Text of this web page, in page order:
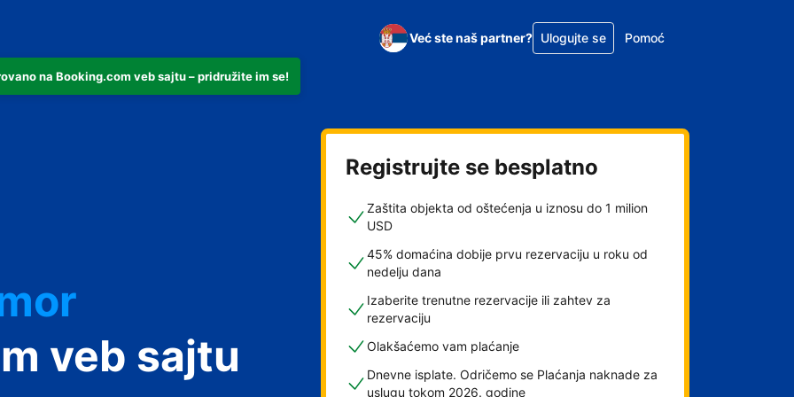
na Booking.com veb sajtu – pridružite im se!
Već ste naš partner? Ulogujte se Pomoć
veb sajtu
Registrujte se besplatno
Zaštita objekta od oštećenja u iznosu do 1 milion
USD
45% domaćina dobije prvu rezervaciju u roku od
nedelju dana
Izaberite trenutne rezervacije ili zahtev za
rezervaciju
Olakšaćemo vam plaćanje
Dnevne isplate. Odričemo se Plaćanja naknade za
uslugu tokom 2026. godine